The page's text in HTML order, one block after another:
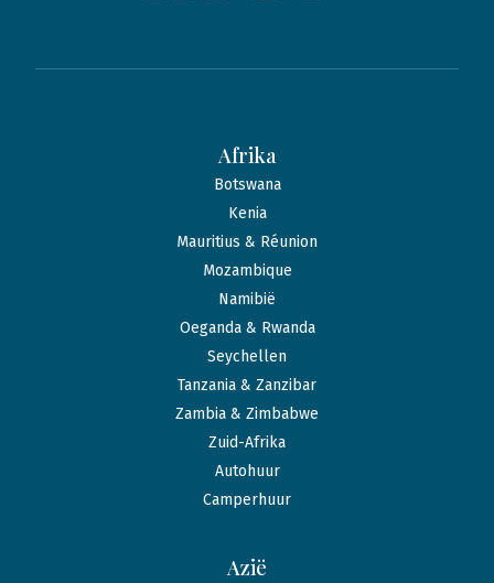
Afrika
Botswana
Kenia
Mauritius & Réunion
Mozambique
Namibië
Oeganda & Rwanda
Seychellen
Tanzania & Zanzibar
Zambia & Zimbabwe
Zuid-Afrika
Autohuur
Camperhuur
Azië